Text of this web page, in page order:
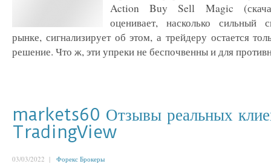
Action Buy Sell Magic
оценивает, насколько сильный
рынке, сигнализирует об этом, а трейдеру остается
решение. Что ж, эти упреки не беспочвенны и для
markets60 Отзывы реальных
TradingView
03/03/2022 | Форекс Брокеры